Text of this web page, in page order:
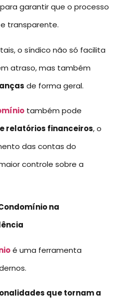
garantir que o processo
transparente.
o síndico não só facilita
atraso, mas também
de forma geral.
também pode
relatórios financeiros, o
das contas do
controle sobre a
na
é uma ferramenta
que tornam a